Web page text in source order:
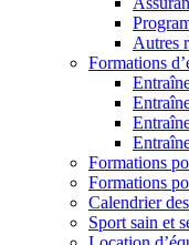
Autres
Formations
Formations
Formations
Calendrier
Sport sain et